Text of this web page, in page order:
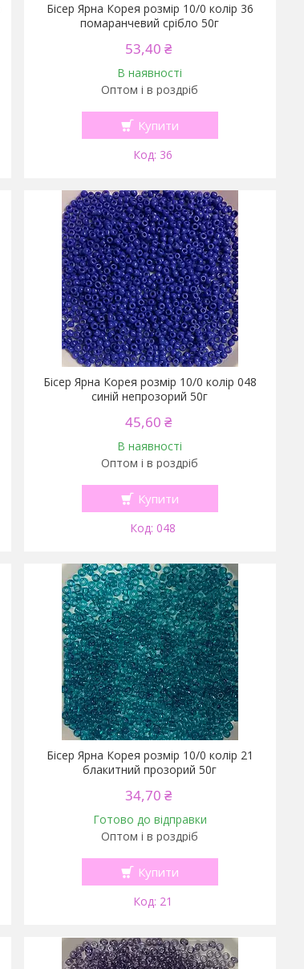
Бісер Ярна Корея розмір 10/0 колір 36
помаранчевий срібло 50г
53,40 ₴
В наявності
Оптом і в роздріб
Купити
36
Бісер Ярна Корея розмір 10/0 колір 048
синій непрозорий 50г
45,60 ₴
В наявності
Оптом і в роздріб
Купити
048
Бісер Ярна Корея розмір 10/0 колір 21
блакитний прозорий 50г
34,70 ₴
Готово до відправки
Оптом і в роздріб
Купити
21